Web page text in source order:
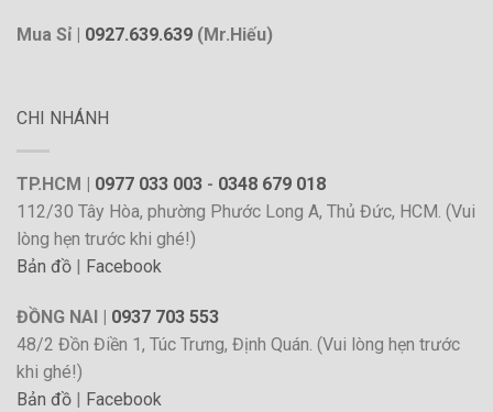
Mua Sỉ | 0927.639.639 (Mr.Hiếu)
CHI NHÁNH
TP.HCM | 0977 033 003 - 0348 679 018
112/30 Tây Hòa, phường Phước Long A, Thủ Đức, HCM. (Vui
lòng hẹn trước khi ghé!)
Bản đồ
Facebook
ĐỒNG NAI | 0937 703 553
48/2 Đồn Điền 1, Túc Trưng, Định Quán. (Vui lòng hẹn trước
khi ghé!)
Bản đồ | Facebook